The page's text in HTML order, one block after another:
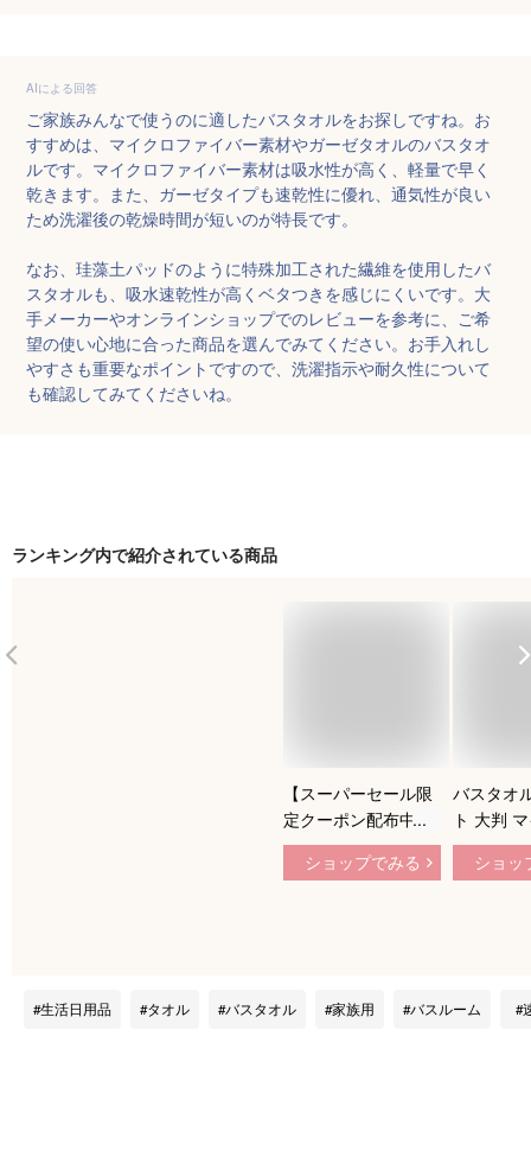
AIによる回答
ご家族みんなで使うのに適したバスタオルをお探しですね。お
すすめは、マイクロファイバー素材やガーゼタオルのバスタオ
ルです。マイクロファイバー素材は吸水性が高く、軽量で早く
乾きます。また、ガーゼタイプも速乾性に優れ、通気性が良い
ため洗濯後の乾燥時間が短いのが特長です。
なお、珪藻土パッドのように特殊加工された繊維を使用したバ
スタオルも、吸水速乾性が高くベタつきを感じにくいです。大
手メーカーやオンラインショップでのレビューを参考に、ご希
望の使い心地に合った商品を選んでみてください。お手入れし
やすさも重要なポイントですので、洗濯指示や耐久性について
も確認してみてくださいね。
ランキング内で紹介されている商品
【スーパーセール限
定クーポン配布中】
バスタオル 大判サ
イズ 厚手 吸水 ま
め ビッグバスタオル
ショップでみる
バスタオ
ト 大判
ァイバー
愛い 小
わ ソフ
ショッ
生活日用品 タオル バスタオル 家族用 バスルーム